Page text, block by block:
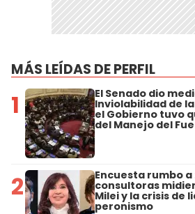
MÁS LEÍDAS DE PERFIL
1 El Senado dio
Inviolabilidad de
el Gobierno tuvo
del Manejo del
2 Encuesta rumbo
consultoras
Milei y la crisis de
peronismo